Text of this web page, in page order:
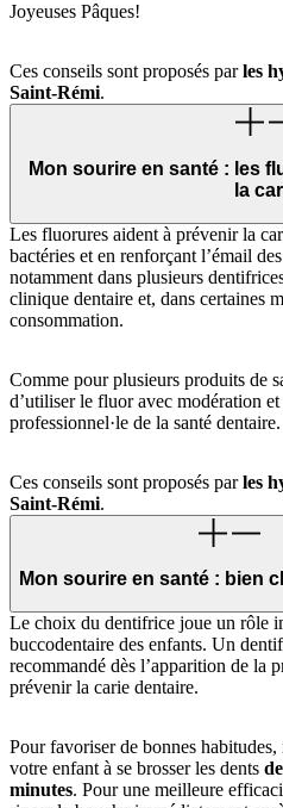
Joyeuses Pâques!
Ces conseils sont proposés parles
Saint-Rémi.
Mon sourire en santé : les
la
Les fluorures aident à prévenir la
bactéries et en renforçant l’émail
notamment dans plusieurs
clinique dentaire et, dans certaines
consommation.
Comme pour plusieurs produits de
d’utiliser le fluor avec modération et
professionnel·le de la santé dentaire.
Ces conseils sont proposés parles
Saint-Rémi.
Mon sourire en santé : bien
Le choix du dentifrice joue un rôle
buccodentaire des enfants. Un
recommandé dès l’apparition de la
prévenir la carie dentaire.
Pour favoriser de bonnes
votre enfant à se brosser les dents
minutes. Pour une meilleure